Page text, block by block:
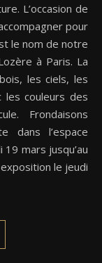
L’occasion de
pour
le nom de notre
à Paris. La
les ciels, les
couleurs des
Frondaisons
dans l’espace
mars jusqu’au
le jeudi